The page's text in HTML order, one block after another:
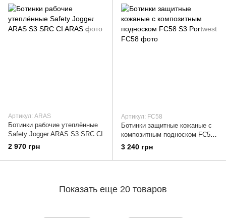
Артикул: ARAS
Ботинки рабочие утеплённые
Safety Jogger ARAS S3 SRC CI
2 970 грн
Артикул: FC58
Ботинки защитные кожаные с
композитным подноском FC58
S3 Portwest
3 240 грн
Показать еще 20 товаров